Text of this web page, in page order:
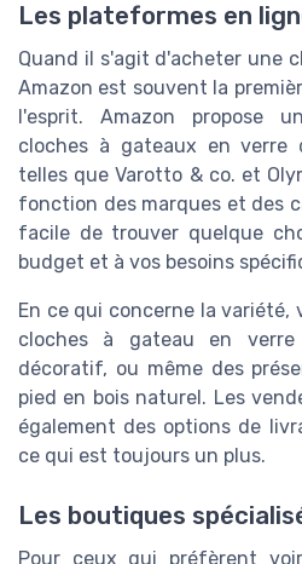
Les plateformes en
Quand il s'agit d'acheter une
Amazon est souvent la
l'esprit. Amazon propose
cloches à gateaux en verre
telles que Varotto & co. et
fonction des marques et des
facile de trouver quelque
budget et à vos besoins
En ce qui concerne la variété,
cloches à gateau en
décoratif, ou même des
pied en bois naturel. Les
également des options de
ce qui est toujours un plus.
Les boutiques
Pour ceux qui préfèrent